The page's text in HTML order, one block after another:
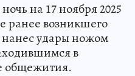
на 17 ноября 2025
ранее возникшего
удары ножом
в
общежития.